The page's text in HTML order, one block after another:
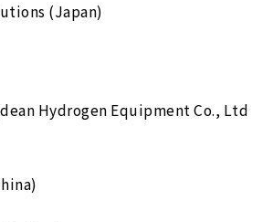
(Japan)
Hydrogen Equipment Co., Ltd